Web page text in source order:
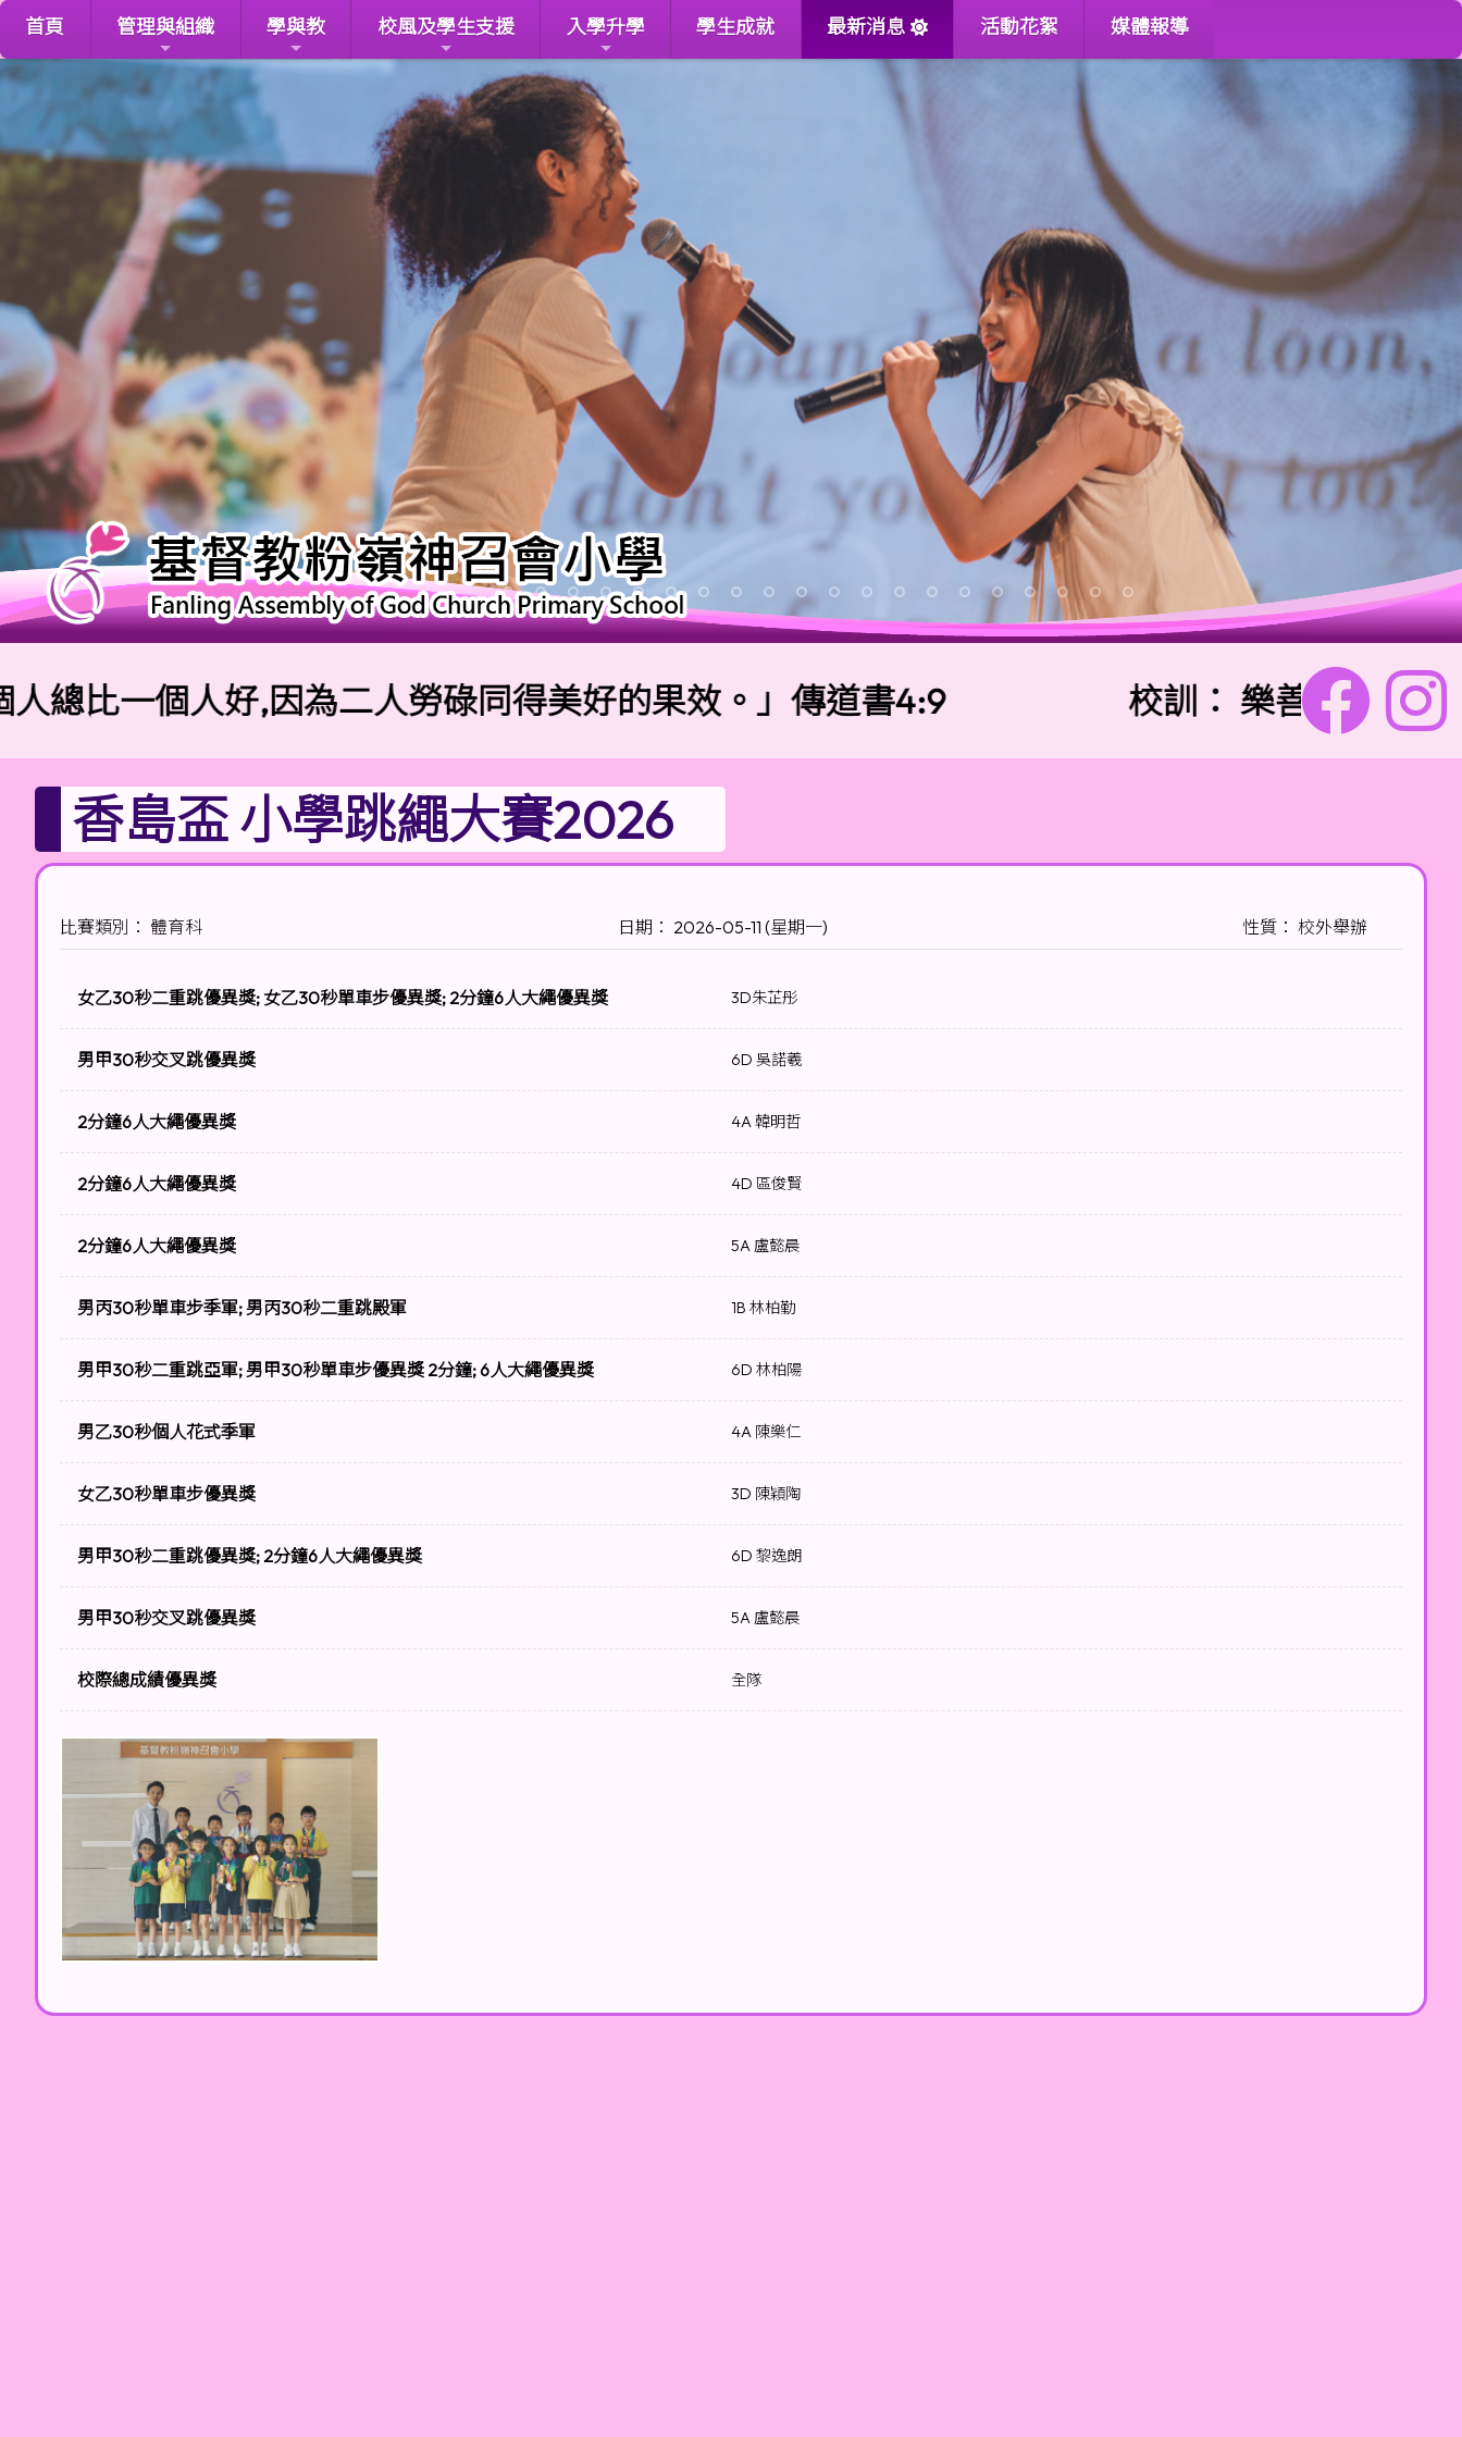
首頁 管理與組織 學與教 校風及學生支援 入學升學 學生成就 最新消息 活動花絮 媒體報導
一個人好,因為二人勞碌同得美好的果效。」傳道書4:9 校訓：樂善勇敢 信愛勤誠
香島盃 小學跳繩大賽2026
比賽類別： 體育科 日期： 2026-05-11 (星期一) 性質： 校外舉辦
女乙30秒二重跳優異獎; 女乙30秒單車步優異獎; 2分鐘6人大繩優異獎 3D朱芷彤
男甲30秒交叉跳優異獎 6D 吳諾羲
2分鐘6人大繩優異獎 4A 韓明哲
2分鐘6人大繩優異獎 4D 區俊賢
2分鐘6人大繩優異獎 5A 盧懿晨
男丙30秒單車步季軍; 男丙30秒二重跳殿軍 1B 林柏勤
男甲30秒二重跳亞軍; 男甲30秒單車步優異獎 2分鐘; 6人大繩優異獎 6D 林柏陽
男乙30秒個人花式季軍 4A 陳樂仁
女乙30秒單車步優異獎 3D 陳穎陶
男甲30秒二重跳優異獎; 2分鐘6人大繩優異獎 6D 黎逸朗
男甲30秒交叉跳優異獎 5A 盧懿晨
校際總成績優異獎 全隊